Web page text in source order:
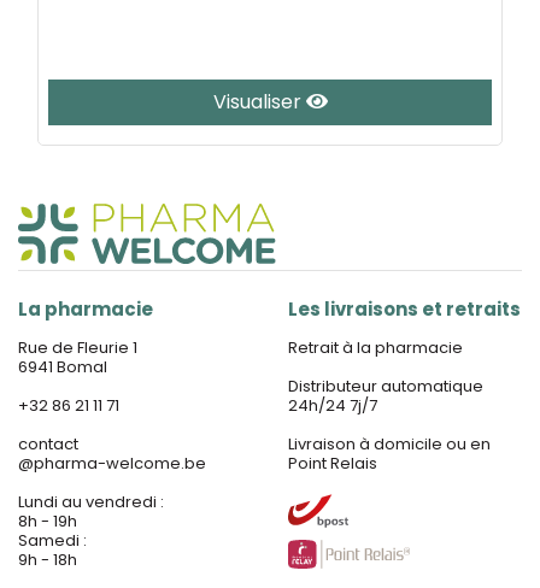
Visualiser
La pharmacie
Rue de Fleurie 1
6941 Bomal
+32 86 21 11 71
contact
@pharma-welcome.be
Lundi au vendredi :
8h - 19h
Samedi :
9h - 18h
Les livraisons et retraits
Retrait à la pharmacie
Distributeur automatique
24h/24 7j/7
Livraison à domicile ou en
Point Relais